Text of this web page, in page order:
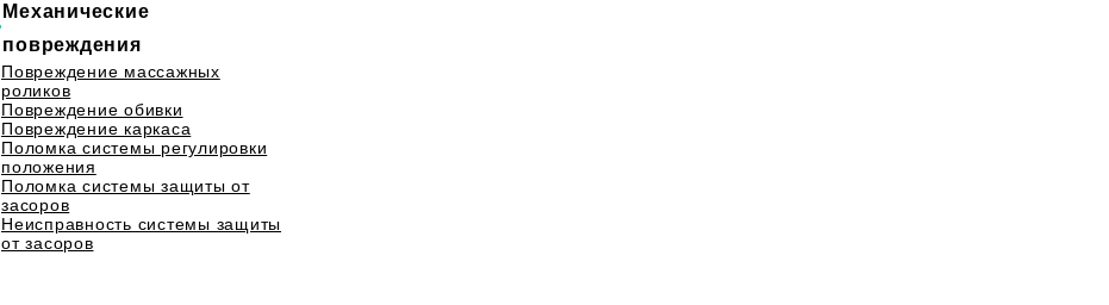
Механические
повреждения
Повреждение массажных
роликов
Повреждение обивки
Повреждение каркаса
Поломка системы регулировки
положения
Поломка системы защиты от
засоров
Неисправность системы защиты
от засоров